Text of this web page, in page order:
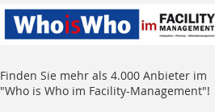
Finden Sie mehr als 4.000 Anbieter im
"Who is Who im Facility-Management"!